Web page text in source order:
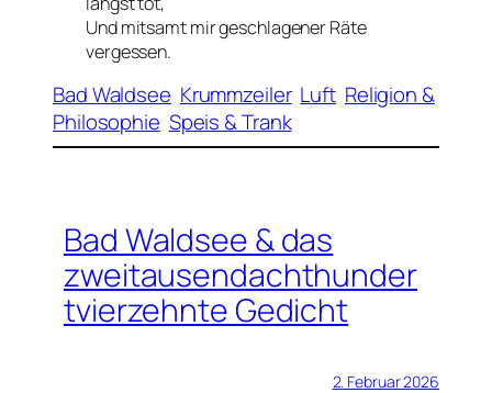
Und mitsamt mir geschlagener Räte
vergessen.
Bad Waldsee Krummzeiler Luft Religion &
Philosophie Speis & Trank
Bad Waldsee & das
zweitausendachthunder
tvierzehnte Gedicht
2. Februar 2026